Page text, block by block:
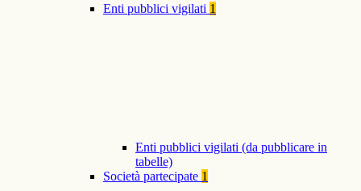
Enti pubblici vigilati 1
Enti pubblici vigilati (da pubblicare in
tabelle)
Società partecipate 1